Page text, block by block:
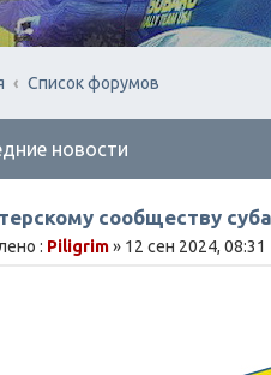
Список форумов
новости
сообществу
: Piligrim» 12 сен 2024, 08:31